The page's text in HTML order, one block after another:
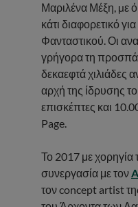
Μαριλένα Μέξη, µε
κάτι διαφορετικό
Φανταστικού. Οι
γρήγορα τη
δεκαεφτά χιλιάδες
αρχή της ίδρυσης
επισκέπτες και
Page.
Το 2017 με χορηγία
συνεργασία με τον
τον concept artist